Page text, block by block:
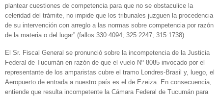
plantear cuestiones de competencia para que no se obstaculice la
celeridad del trámite, no impide que los tribunales juzguen la procedencia
de su intervención con arreglo a las normas sobre competencia por razón
de la materia o del lugar” (fallos 330:4094; 325:2247; 315:1738).
El Sr. Fiscal General se pronunció sobre la incompetencia de la Justicia
Federal de Tucumán en razón de que el vuelo Nº 8085 invocado por el
representante de los amparistas cubre el tramo Londres-Brasil y, luego, el
Aeropuerto de entrada a nuestro país es el de Ezeiza. En consecuencia,
entiende que resulta incompetente la Cámara Federal de Tucumán para